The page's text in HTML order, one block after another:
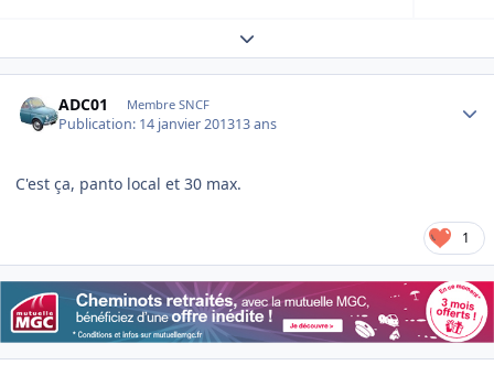
Expand topic overview
ADC01 Membre SNCF
Publication: 14 janvier 201313 ans
C'est ça, panto local et 30 max.
1